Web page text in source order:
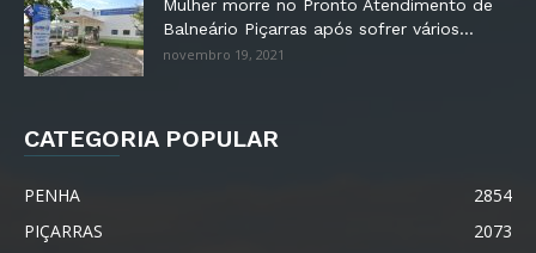
Mulher morre no Pronto Atendimento de
Balneário Piçarras após sofrer vários...
novembro 19, 2021
CATEGORIA POPULAR
PENHA
2854
PIÇARRAS
2073